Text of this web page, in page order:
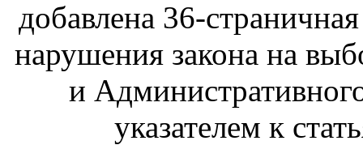
добавлена 36-
нарушения закона на
и
указателем к